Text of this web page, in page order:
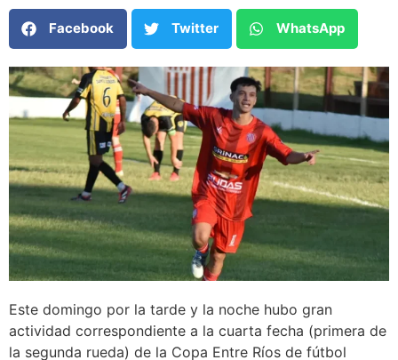
Facebook Twitter WhatsApp
Este domingo por la tarde y la noche hubo gran
actividad correspondiente a la cuarta fecha (primera de
la segunda rueda) de la Copa Entre Ríos de fútbol